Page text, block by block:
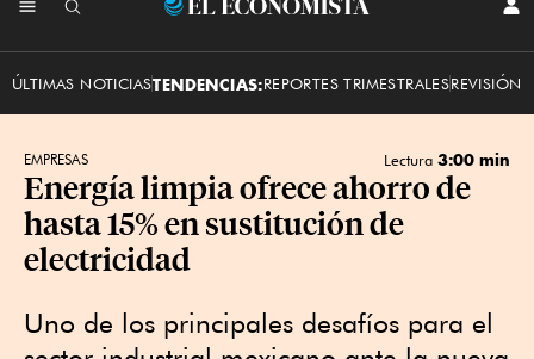
El
ÚLTIMAS NOTICIASTENDENCIAS:REPORTES TRIMESTRALESREVISIÓN
EMPRESAS Lectura 3:00 min
Energía limpia ofrece ahorro de
hasta 15% en sustitución de
electricidad
Uno de los principales desafíos para el